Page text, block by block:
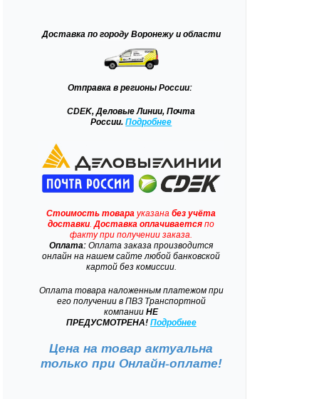
Доставкапо городу Воронежу и области
Отправка в регионы России:
CDEK, Деловые Линии, Почта
России.Подробнее
Стоимость товара указанабез учёта
доставки .Доставка оплачивается по
факту при получении заказа.
Оплата: Оплата заказа производится
онлайн на нашем сайте любой банковской
картой без комиссии.
Оплата товара наложенным платежом при
его получении в ПВЗ Транспортной
компании НЕ
ПРЕДУСМОТРЕНА! Подробнее
Цена на товар актуальна
только при Онлайн-оплате!